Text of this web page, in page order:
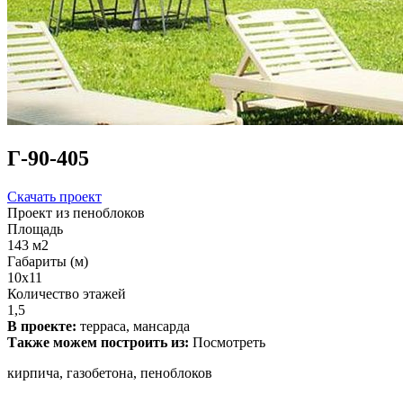
Г-90-405
Скачать проект
Проект из пеноблоков
Площадь
143 м2
Габариты (м)
10х11
Количество этажей
1,5
В проекте: терраса, мансарда
Также можем построить из: Посмотреть
кирпича, газобетона, пеноблоков